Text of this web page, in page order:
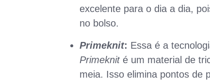
excelente para o dia a dia,
no bolso.
Primeknit: Essa é a
Primeknité um material de
meia. Isso elimina pontos de